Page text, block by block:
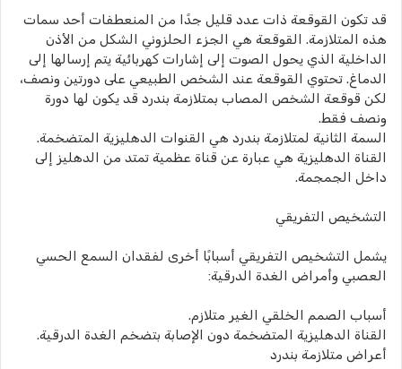
قد تكون القوقعة ذات عدد قليل جدًا من المنعطفات أحد سمات
هذه المتلازمة. القوقعة هي الجزء الحلزوني الشكل من الأذن
الداخلية الذي يحول الصوت إلى إشارات كهربائية يتم إرسالها إلى
الدماغ. تحتوي القوقعة عند الشخص الطبيعي على دورتين ونصف،
لكن قوقعة الشخص المصاب بمتلازمة بندرد قد يكون لها دورة
ونصف فقط.
السمة الثانية لمتلازمة بندرد هي القنوات الدهليزية المتضخمة.
القناة الدهليزية هي عبارة عن قناة عظمية تمتد من الدهليز إلى
داخل الجمجمة.
التشخيص التفريقي
يشمل التشخيص التفريقي أسبابًا أخرى لفقدان السمع الحسي
العصبي وأمراض الغدة الدرقية:
أسباب الصمم الخلقي الغير متلازم.
القناة الدهليزية المتضخمة دون الإصابة بتضخم الغدة الدرقية.
أعراض متلازمة بندرد